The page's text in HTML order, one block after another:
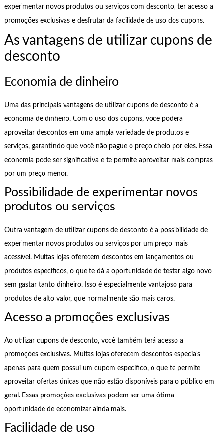
experimentar novos produtos ou serviços com desconto, ter acesso a
promoções exclusivas e desfrutar da facilidade de uso dos cupons.
As vantagens de utilizar cupons de
desconto
Economia de dinheiro
Uma das principais vantagens de utilizar cupons de desconto é a
economia de dinheiro. Com o uso dos cupons, você poderá
aproveitar descontos em uma ampla variedade de produtos e
serviços, garantindo que você não pague o preço cheio por eles. Essa
economia pode ser significativa e te permite aproveitar mais compras
por um preço menor.
Possibilidade de experimentar novos
produtos ou serviços
Outra vantagem de utilizar cupons de desconto é a possibilidade de
experimentar novos produtos ou serviços por um preço mais
acessível. Muitas lojas oferecem descontos em lançamentos ou
produtos específicos, o que te dá a oportunidade de testar algo novo
sem gastar tanto dinheiro. Isso é especialmente vantajoso para
produtos de alto valor, que normalmente são mais caros.
Acesso a promoções exclusivas
Ao utilizar cupons de desconto, você também terá acesso a
promoções exclusivas. Muitas lojas oferecem descontos especiais
apenas para quem possui um cupom específico, o que te permite
aproveitar ofertas únicas que não estão disponíveis para o público em
geral. Essas promoções exclusivas podem ser uma ótima
oportunidade de economizar ainda mais.
Facilidade de uso